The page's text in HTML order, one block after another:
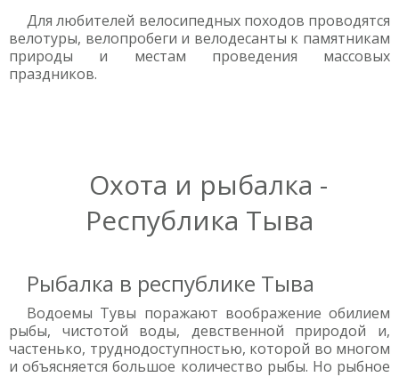
Для любителей велосипедных походов проводятся
велотуры, велопробеги и велодесанты к памятникам
природы и местам проведения массовых
праздников.
Охота и рыбалка -
Республика Тыва
Рыбалка в республике Тыва
Водоемы Тувы поражают воображение обилием
рыбы, чистотой воды, девственной природой и,
частенько, труднодоступностью, которой во многом
и объясняется большое количество рыбы. Но рыбное